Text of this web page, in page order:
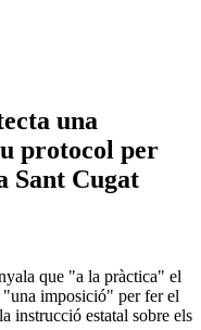
una
protocol per
Sant Cugat
que "a la pràctica" el
imposició" per fer el
instrucció estatal sobre els